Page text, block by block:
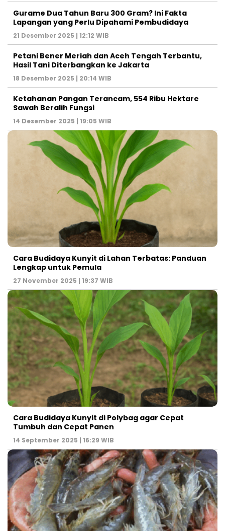
Gurame Dua Tahun Baru 300 Gram? Ini Fakta
Lapangan yang Perlu Dipahami Pembudidaya
21 Desember 2025 | 12:12 WIB
Petani Bener Meriah dan Aceh Tengah Terbantu,
Hasil Tani Diterbangkan ke Jakarta
18 Desember 2025 | 20:14 WIB
Ketahanan Pangan Terancam, 554 Ribu Hektare
Sawah Beralih Fungsi
14 Desember 2025 | 19:05 WIB
Cara Budidaya Kunyit di Lahan Terbatas: Panduan
Lengkap untuk Pemula
27 November 2025 | 19:37 WIB
Cara Budidaya Kunyit di Polybag agar Cepat
Tumbuh dan Cepat Panen
14 September 2025 | 16:29 WIB